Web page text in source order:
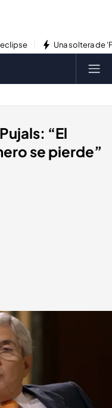
eclipse Una soltera de
“El
se pierde”